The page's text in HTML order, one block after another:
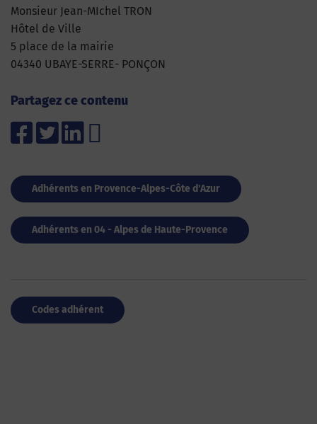
Monsieur Jean-MIchel TRON
Hôtel de Ville
5 place de la mairie
04340 UBAYE-SERRE- PONÇON
Partagez ce contenu
Adhérents en Provence-Alpes-Côte d'Azur
Adhérents en 04 - Alpes de Haute-Provence
Codes adhérent